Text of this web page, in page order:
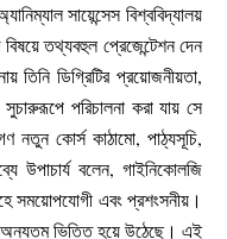
সায়েন্সেস বিশ্ববিদ্যালয়
তথ্যবহুল প্রেজেন্টেশন দেন
তিনি ডিগ্রিটির প্রয়োজনীয়তা,
পরিচালনা করা যায় সে
নতুন কোর্স কাঠামো, পাঠ্যসূচি,
উপাচার্য বলেন, গাইনিকোলজি
সময়োপযোগী এবং প্রশংসনীয়।
অন্যতম ভিত্তি হয়ে উঠেছে। এই